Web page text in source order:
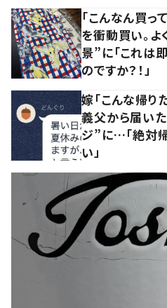
「こんなん買っ
を衝動買い。
景”に「これは
のですか？！」
嫁「こんな帰り
義父から届い
ジ”に…「絶対
い」